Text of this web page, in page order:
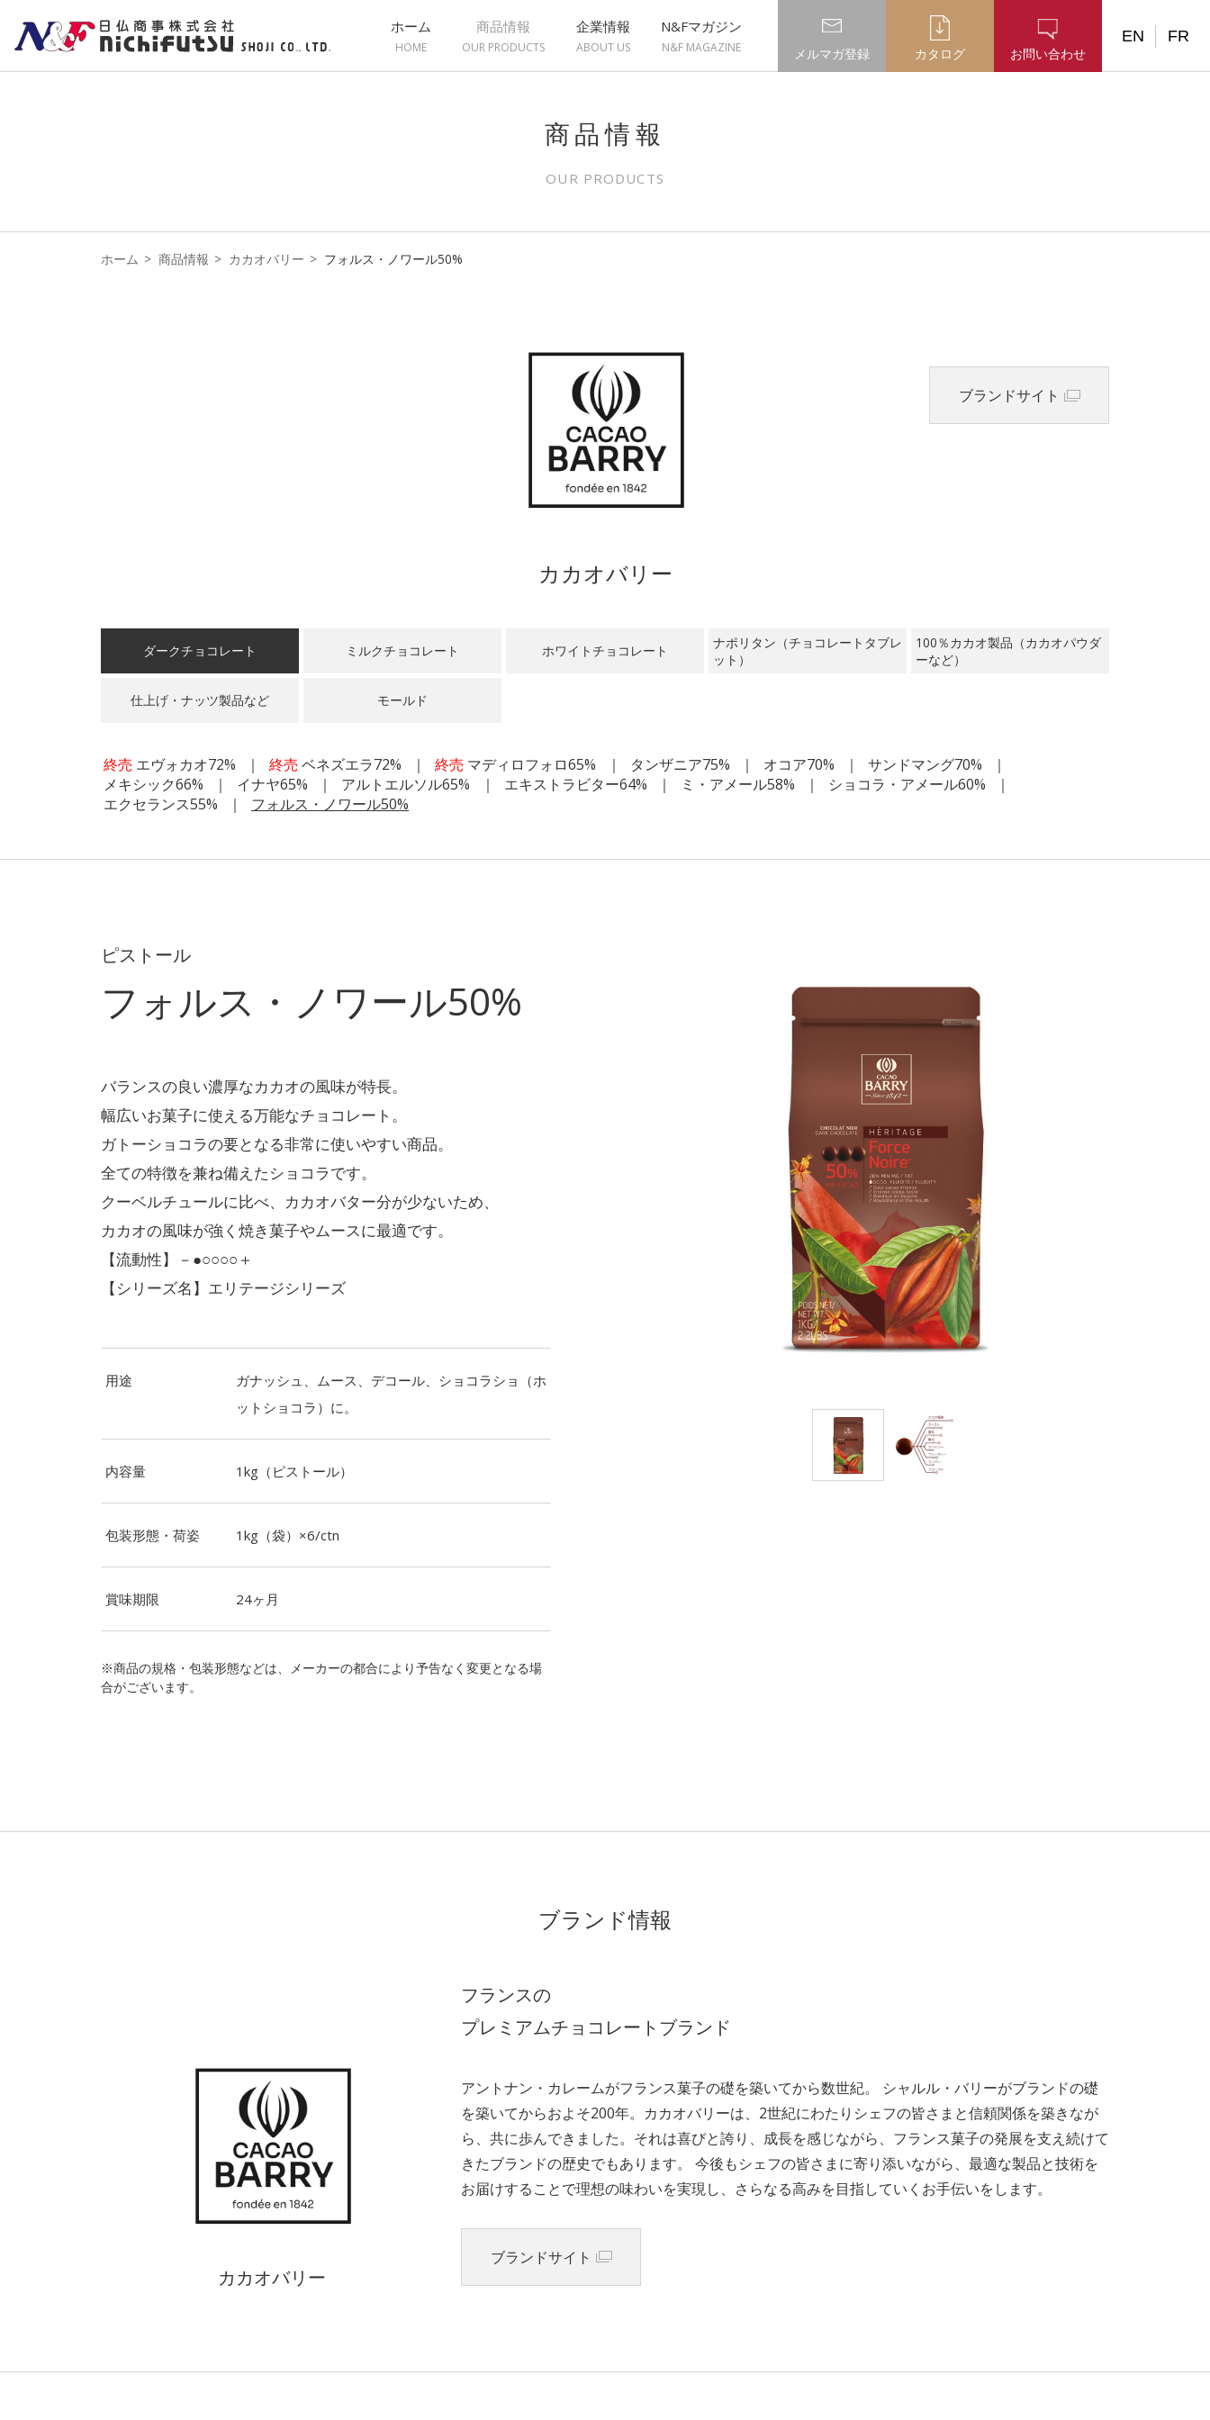
ホーム
HOME
商品情報
OUR PRODUCTS
企業情報
ABOUT US
N&Fマガジン
N&F MAGAZINE メルマガ登録 カタログ お問い合わせ
EN FR
商品情報
OUR PRODUCTS
ホーム 商品情報 カカオバリー フォルス・ノワール50%
カカオバリー
ブランドサイト
ダークチョコレート ミルクチョコレート ホワイトチョコレート
ナポリタン（チョコレートタブレ
ット）
100％カカオ製品（カカオパウダ
ーなど）
仕上げ・ナッツ製品など モールド
終売 エヴォカオ72% 終売 ベネズエラ72% 終売 マディロフォロ65% タンザニア75% オコア70%
サンドマング70%
メキシック66%
イナヤ65% アルトエルソル65% エキストラビター64% ミ・アメール58%
ショコラ・アメール60%
エクセランス55%
フォルス・ノワール50%
ピストール
フォルス・ノワール50%
バランスの良い濃厚なカカオの風味が特長。
幅広いお菓子に使える万能なチョコレート。
ガトーショコラの要となる非常に使いやすい商品。
全ての特徴を兼ね備えたショコラです。
クーベルチュールに比べ、カカオバター分が少ないため、
カカオの風味が強く焼き菓子やムースに最適です。
【流動性】－●○○○○＋
【シリーズ名】エリテージシリーズ
用途
ガナッシュ、ムース、デコール、ショコラショ（ホ
ットショコラ）に。
内容量 1kg（ピストール）
包装形態・荷姿 1kg（袋）×6/ctn
賞味期限 24ヶ月
※商品の規格・包装形態などは、メーカーの都合により予告なく変更となる場
合がございます。
ブランド情報
カカオバリー
フランスの
プレミアムチョコレートブランド
アントナン・カレームがフランス菓子の礎を築いてから数世紀。 シャルル・バリーがブランドの礎
を築いてからおよそ200年。カカオバリーは、2世紀にわたりシェフの皆さまと信頼関係を築きなが
ら、共に歩んできました。それは喜びと誇り、成長を感じながら、フランス菓子の発展を支え続けて
きたブランドの歴史でもあります。 今後もシェフの皆さまに寄り添いながら、最適な製品と技術を
お届けすることで理想の味わいを実現し、さらなる高みを目指していくお手伝いをします。
ブランドサイト